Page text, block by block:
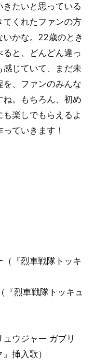
たいと思っている
くれたファンの方
かな。22歳のとき
と、どんどん違っ
じていて、まだ未
、ファンのみんな
。もちろん、初め
楽しでもらえるよ
ていきます！
（『烈車戦隊トッキ
『烈車戦隊トッキュ
ュウジャー ガブリ
挿入歌）